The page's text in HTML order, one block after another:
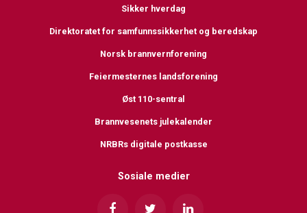
Sikker hverdag
Direktoratet for samfunnssikkerhet og beredskap
Norsk brannvernforening
Feiermesternes landsforening
Øst 110-sentral
Brannvesenets julekalender
NRBRs digitale postkasse
Sosiale medier